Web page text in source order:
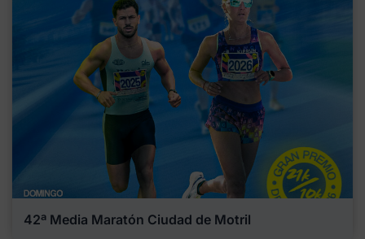
42ª Media Maratón Ciudad de Motril